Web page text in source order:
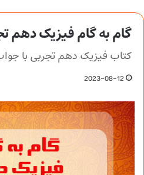
گام به گام فیزیک دهم
کتاب فیزیک دهم تجربی با
2023-08-12